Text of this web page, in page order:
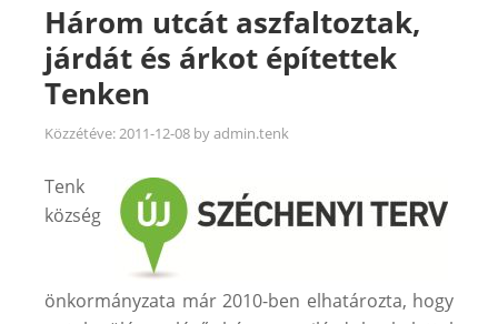
Három utcát aszfaltoztak,
járdát és árkot építettek
Tenken
Közzétéve:2011-12-08 byadmin.tenk
Tenk
község
önkormányzata már 2010-ben elhatározta, hogy